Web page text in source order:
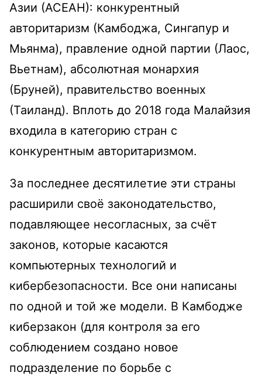
Азии (АСЕАН): конкурентный
авторитаризм (Камбоджа, Сингапур и
Мьянма), правление одной партии (Лаос,
Вьетнам), абсолютная монархия
(Бруней), правительство военных
(Таиланд). Вплоть до 2018 года Малайзия
входила в категорию стран с
конкурентным авторитаризмом.
За последнее десятилетие эти страны
расширили своё законодательство,
подавляющее несогласных, за счёт
законов, которые касаются
компьютерных технологий и
кибербезопасности. Все они написаны
по одной и той же модели. В Камбодже
киберзакон (для контроля за его
соблюдением создано новое
подразделение по борьбе с